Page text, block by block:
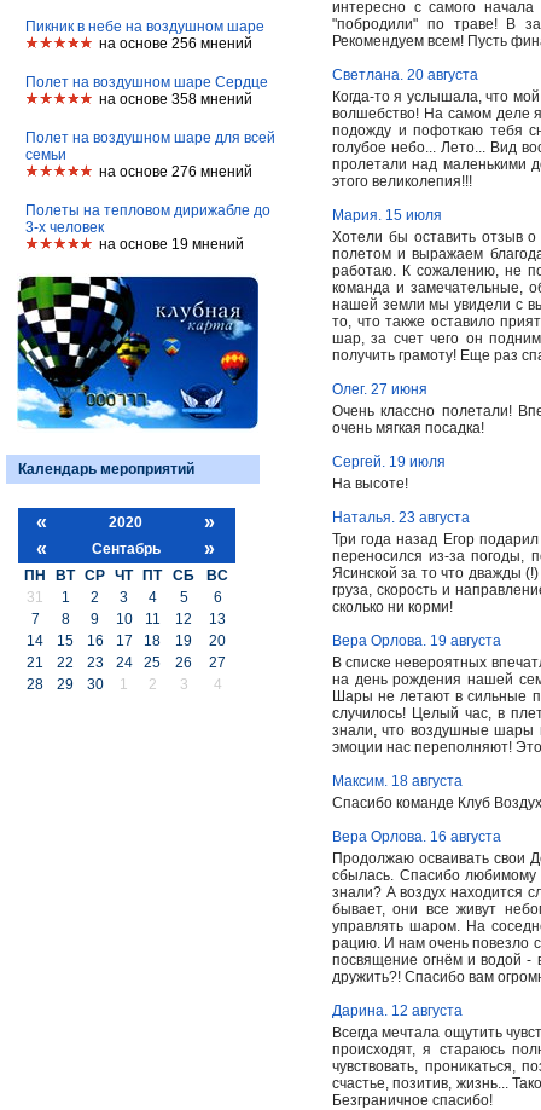
Пикник в небе на воздушном шаре
на основе 256 мнений
Полет на воздушном шаре Сердце
на основе 358 мнений
Полет на воздушном шаре для всей
семьи
на основе 276 мнений
Полеты на тепловом дирижабле до
3-х человек
на основе 19 мнений
Календарь мероприятий
« 2020
»
«
Сентабрь »
ПН ВТ СР ЧТ ПТ СБ
ВС
31
1 2 3 4 5
6
7
8 9 10 11 12
13
14
15 16 17 18 19
20
21
22 23 24 25 26
27
28
29 30 1 2 3 4
интересно с самого
"побродили" по траве! В
Рекомендуем всем! Пусть
Светлана. 20 августа
Когда-то я услышала, что
волшебство! На самом деле
подожду и пофоткаю тебя
голубое небо... Лето... Вид
пролетали над маленькими
этого великолепия!!!
Мария. 15 июля
Хотели бы оставить отзыв
полетом и выражаем
работаю. К сожалению, не
команда и замечательные,
нашей земли мы увидели с
то, что также оставило
шар, за счет чего он
получить грамоту! Еще раз
Олег. 27 июня
Очень классно полетали!
очень мягкая посадка!
Сергей. 19 июля
На высоте!
Наталья. 23 августа
Три года назад Егор
переносился из-за погоды,
Ясинской за то что дважды
груза, скорость и
сколько ни корми!
Вера Орлова. 19 августа
В списке невероятных
на день рождения нашей
Шары не летают в сильные
случилось! Целый час, в
знали, что воздушные шары
эмоции нас переполняют!
Максим. 18 августа
Спасибо команде Клуб
Вера Орлова. 16 августа
Продолжаю осваивать свои
сбылась. Спасибо
знали? А воздух находится
бывает, они все живут
управлять шаром. На
рацию. И нам очень повезло
посвящение огнём и водой -
дружить?! Спасибо вам
Дарина. 12 августа
Всегда мечтала ощутить
происходят, я стараюсь
чувствовать, проникаться,
счастье, позитив, жизнь...
Безграничное спасибо!